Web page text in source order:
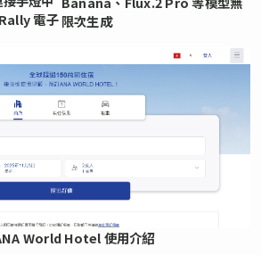
電子 限次生成
World Hotel 使用介紹